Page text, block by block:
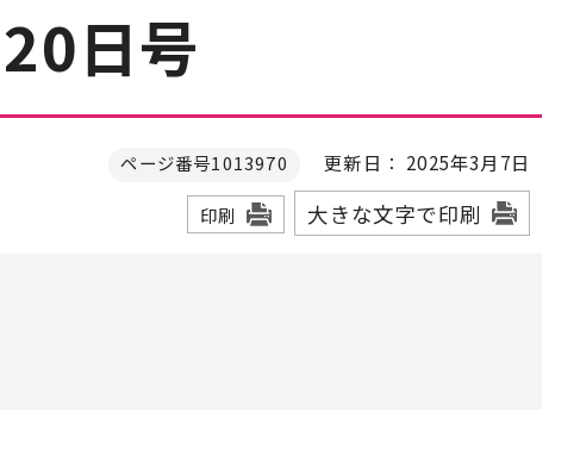
日号
ページ番号1013970 更新日： 2025年3月7日
印刷 大きな文字で印刷